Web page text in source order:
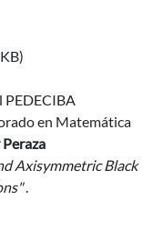
PEDECIBA
en Matemática
Axisymmetric Black
.